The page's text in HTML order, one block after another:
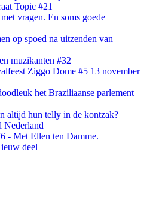
Topic #21
vragen. En soms goede
op spoed na uitzenden van
muzikanten #32
Ziggo Dome #5 13 november
het Braziliaanse parlement
altijd hun telly in de kontzak?
Nederland
- Met Ellen ten Damme.
deel